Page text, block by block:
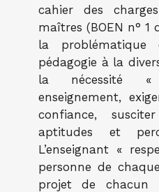
cahier des
maîtres (BOEN n° 1
la problématique
pédagogie à la
la nécessité «
enseignement,
confiance,
aptitudes et
L’enseignant «
personne de
projet de chacun